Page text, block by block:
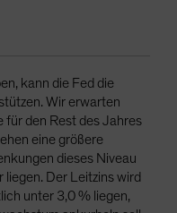
kann die Fed die
Wir erwarten
den Rest des Jahres
eine größere
dieses Niveau
liegen. Der Leitzins wird
unter 3,0 % liegen,